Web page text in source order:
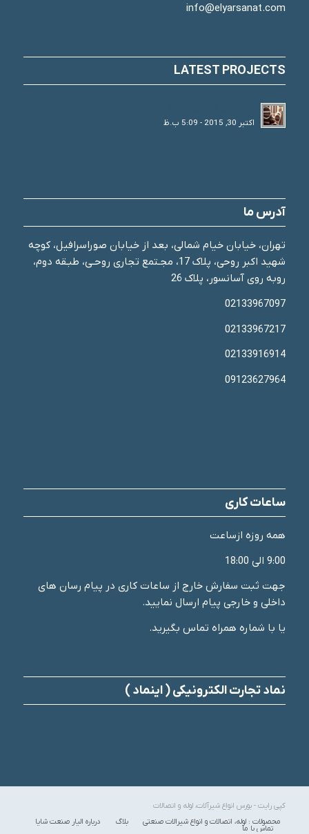
info@elyarsanat.com
LATEST PROJECTS
اکتبر 30, 2015 - 5:09 ب.ظ
آدرس ما
تهران، خیابان خیام شمالی، بعد از خیابان صوراسرافیل، کوچه
شهید اکبر روحی، پلاک 17، مجـتمع تجاری روحـی، طبـقه دوم،
روبه روی آسانسور، پلاک 26
02133967097
02133967217
02133916914
09123627964
ساعات کاری
همه روزه ازساعت
9:00 الی 18:00
جهت ثبت سفارش خارج از ساعات کاری در پیام رسان های
داخلی و خارجی پیام ارسال نمایید.
یا با شماره همراه تماس بگیرید.
نماد تجارت الکترونیکی ( اینماد )
کپی رایت - بورس انواع شیرآلات، لوله و اتصالات
محصولات : لوله، اتصالات و انواع شیرالات صنعتی
بلاگ درباره الیار صنعت شایا
تماس با ما